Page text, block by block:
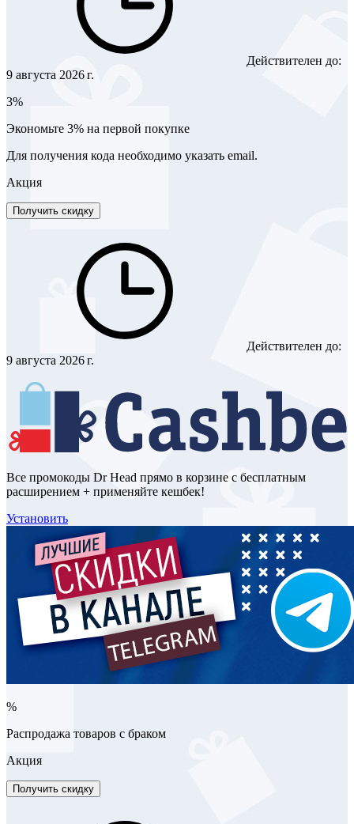
Действителен до:
9 августа 2026 г.
3%
Экономьте 3% на первой покупке
Для получения кода необходимо указать email.
Акция
Получить скидку
Действителен до:
9 августа 2026 г.
Все промокоды Dr Head прямо в корзине с бесплатным
расширением + применяйте кешбек!
Установить
%
Распродажа товаров с браком
Акция
Получить скидку